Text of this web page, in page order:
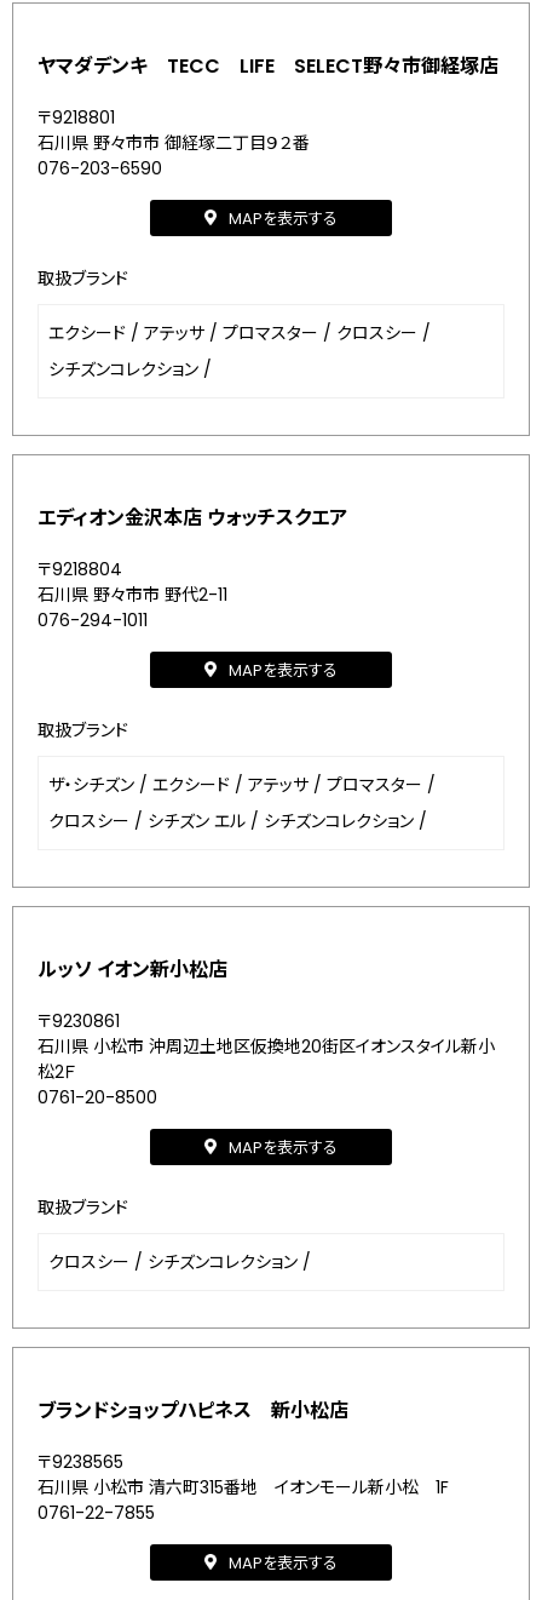
ヤマダデンキ TECC LIFE SELECT野々市御経塚店
〒9218801
石川県 野々市市 御経塚二丁目９２番
076-203-6590
MAPを表示する
取扱ブランド
エクシード / アテッサ / プロマスター / クロスシー /
シチズンコレクション /
エディオン金沢本店 ウォッチスクエア
〒9218804
石川県 野々市市 野代2-11
076-294-1011
MAPを表示する
取扱ブランド
ザ・シチズン / エクシード / アテッサ / プロマスター /
クロスシー / シチズン エル / シチズンコレクション /
ルッソ イオン新小松店
〒9230861
石川県 小松市 沖周辺土地区仮換地20街区イオンスタイル新小
松2Ｆ
0761-20-8500
MAPを表示する
取扱ブランド
クロスシー / シチズンコレクション /
ブランドショップハピネス 新小松店
〒9238565
石川県 小松市 清六町315番地 イオンモール新小松 1F
0761-22-7855
MAPを表示する